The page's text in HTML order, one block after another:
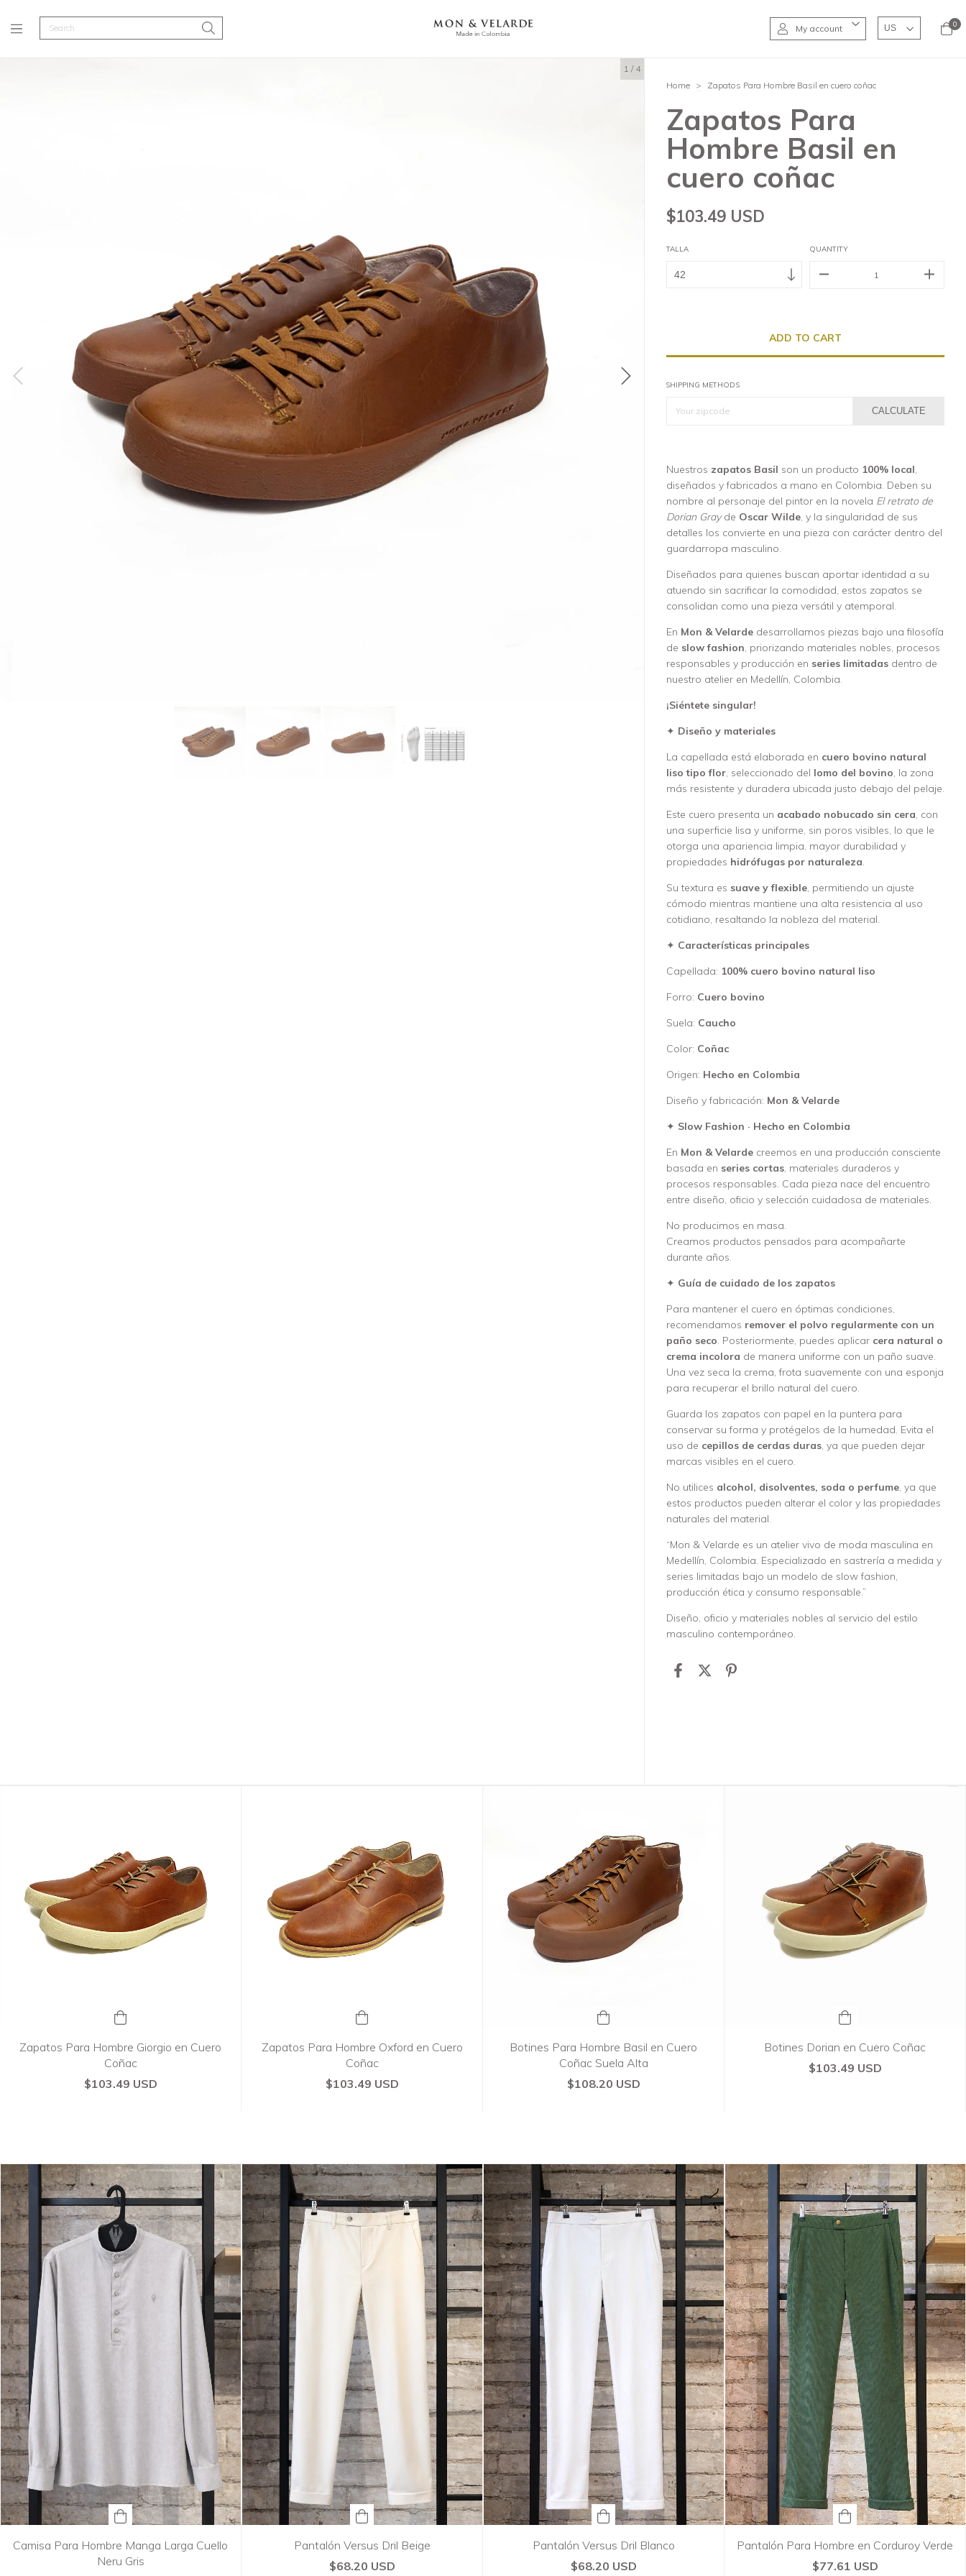
My account 0
1 / 4
Home > Zapatos Para Hombre Basil en cuero coñac
Zapatos Para
Hombre Basil en
cuero coñac
$103.49 USD
TALLA QUANTITY
SHIPPING METHODS
CALCULATE
Nuestros zapatos Basil son un producto 100% local,
diseñados y fabricados a mano en Colombia. Deben su
nombre al personaje del pintor en la novela El retrato de
Dorian Grayde Oscar Wilde, y la singularidad de sus
detalles los convierte en una pieza con carácter dentro del
guardarropa masculino.
Diseñados para quienes buscan aportar identidad a su
atuendo sin sacrificar la comodidad, estos zapatos se
consolidan como una pieza versátil y atemporal.
En Mon & Velarde desarrollamos piezas bajo una filosofía
de slow fashion, priorizando materiales nobles, procesos
responsables y producción en series limitadas dentro de
nuestro atelier en Medellín, Colombia.
¡Siéntete singular!
✦ Diseño y materiales
La capellada está elaborada en cuero bovino natural
liso tipo flor, seleccionado del lomo del bovino, la zona
más resistente y duradera ubicada justo debajo del pelaje.
Este cuero presenta un acabado nobucado sin cera, con
una superficie lisa y uniforme, sin poros visibles, lo que le
otorga una apariencia limpia, mayor durabilidad y
propiedades hidrófugas por naturaleza.
Su textura es suave y flexible, permitiendo un ajuste
cómodo mientras mantiene una alta resistencia al uso
cotidiano, resaltando la nobleza del material.
✦ Características principales
Capellada: 100% cuero bovino natural liso
Forro: Cuero bovino
Suela: Caucho
Color: Coñac
Origen: Hecho en Colombia
Diseño y fabricación: Mon & Velarde
✦ Slow Fashion · Hecho en Colombia
En Mon & Velarde creemos en una producción consciente
basada en series cortas, materiales duraderos y
procesos responsables. Cada pieza nace del encuentro
entre diseño, oficio y selección cuidadosa de materiales.
No producimos en masa.
Creamos productos pensados para acompañarte
durante años.
✦ Guía de cuidado de los zapatos
Para mantener el cuero en óptimas condiciones,
recomendamos remover el polvo regularmente con un
paño seco. Posteriormente, puedes aplicar cera natural o
crema incolora de manera uniforme con un paño suave.
Una vez seca la crema, frota suavemente con una esponja
para recuperar el brillo natural del cuero.
Guarda los zapatos con papel en la puntera para
conservar su forma y protégelos de la humedad. Evita el
uso de cepillos de cerdas duras, ya que pueden dejar
marcas visibles en el cuero.
No utilices alcohol, disolventes, soda o perfume, ya que
estos productos pueden alterar el color y las propiedades
naturales del material.
“Mon & Velarde es un atelier vivo de moda masculina en
Medellín, Colombia. Especializado en sastrería a medida y
series limitadas bajo un modelo de slow fashion,
producción ética y consumo responsable.”
Diseño, oficio y materiales nobles al servicio del estilo
masculino contemporáneo.
Zapatos Para Hombre Giorgio en Cuero
Coñac
$103.49 USD
Zapatos Para Hombre Oxford en Cuero
Coñac
$103.49 USD
Botines Para Hombre Basil en Cuero
Coñac Suela Alta
$108.20 USD
Botines Dorian en Cuero Coñac
$103.49 USD
Camisa Para Hombre Manga Larga Cuello
Neru Gris
Pantalón Versus Dril Beige
$68.20 USD
Pantalón Versus Dril Blanco
$68.20 USD
Pantalón Para Hombre en Corduroy Verde
$77.61 USD